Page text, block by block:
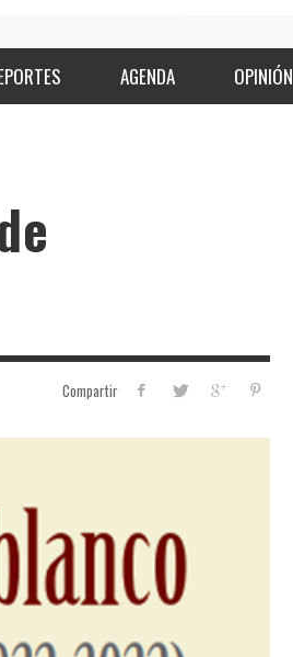
AGENDA OPINIÓN
Compartir